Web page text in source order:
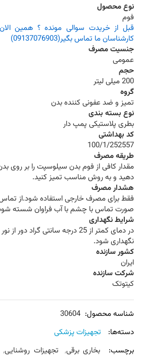
نوع محصول
فوم
قبل از خریدت سوالی مونده ؟ همین
کارشناسان ما تماس بگیر(09137076903)
جنسیت مصرف
عمومی
حجم
200 میلی لیتر
گروه
تمیز و ضد عفونی کننده بدن
نوع بسته بندی
بطری پلاستیکی پمپ دار
کد بهداشتی
100/1/252557
طریقه مصرف
مقدار کافی از فوم بدن سیلوسپت را بر روی
دهید و به روش مناسب تمیز کنید.
هشدار مصرف
فقط برای مصرف خارجی استفاده شود.از
صورت تماس با چشم با آب فراوان شسته
شرایط نگهداری
در دمای کمتر از 25 درجه سانتی
نگهداری شود.
کشور سازنده
ایران
شرکت سازنده
کیتوتک
شناسه محصول: 30604
دسته‌ها:
تجهیزات پزشکی
برچسب:
بخاری برقی, تجهیزات روشنایی,